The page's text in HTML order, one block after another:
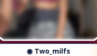
◉ Two_milfs